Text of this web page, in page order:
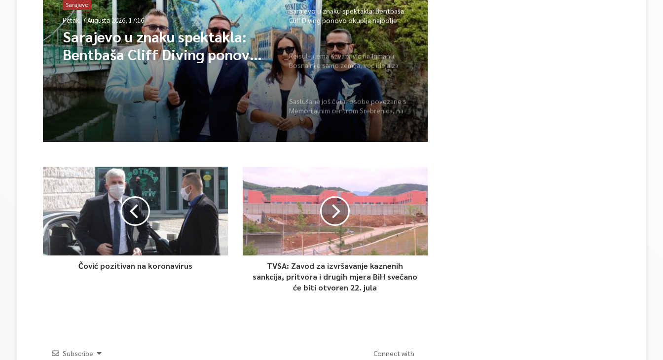
Sarajevo
Petak, 7 Augusta 2026, 17:16
Sarajevo u znaku spektakla:
Bentbaša Cliff Diving ponovo
okuplja najbolje skakače i
vrhunsku zabavu
Sarajevo u znaku spektakla: Bentbaša
Cliff Diving ponovo okuplja najbolje
skakače i vrhunsku zabavu
Reisul-ulema Kavazović na Igmanu:
Bosna nije samo zemlja, već ideja za
koju se živi
Saslušane još četiri osobe povezane s
Memorijalnim centrom Srebrenica, na
spisku ukupno 26
Čović pozitivan na koronavirus
TVSA: Zavod za izvršavanje kaznenih
sankcija, pritvora i drugih mjera BiH svečano
će biti otvoren 22. jula
Subscribe Connect with